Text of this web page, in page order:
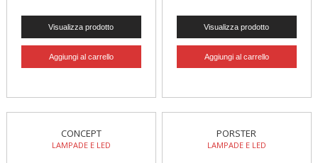
CONCEPT
LAMPADE E LED
PORSTER
LAMPADE E LED